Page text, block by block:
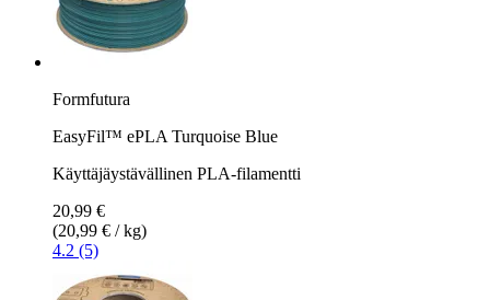
Formfutura
EasyFil™ ePLA Turquoise Blue
Käyttäjäystävällinen PLA-filamentti
20,99 €
(20,99 € / kg)
4.2 (5)